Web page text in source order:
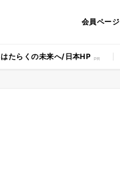
会員ページ
はたらくの未来へ/日本HP